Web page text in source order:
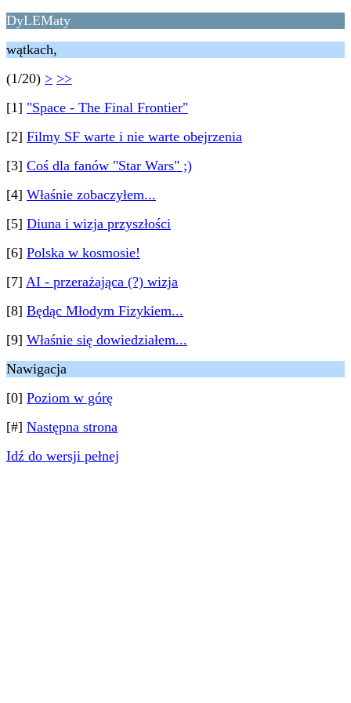
DyLEMaty
wątkach,
(1/20) > >>
[1] "Space - The Final Frontier"
[2] Filmy SF warte i nie warte obejrzenia
[3] Coś dla fanów "Star Wars" ;)
[4] Właśnie zobaczyłem...
[5] Diuna i wizja przyszłości
[6] Polska w kosmosie!
[7] AI - przerażająca (?) wizja
[8] Będąc Młodym Fizykiem...
[9] Właśnie się dowiedziałem...
Nawigacja
[0] Poziom w górę
[#] Następna strona
Idź do wersji pełnej